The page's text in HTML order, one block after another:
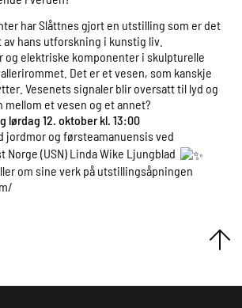
har Slåttnes gjort en utstilling som er det
hans utforskning i kunstig liv.
og elektriske komponenter i skulpturelle
Det er et vesen, som kanskje
Vesenets signaler blir oversatt til lyd og
mellom et vesen og et annet?
lørdag 12. oktober kl. 13:00
jordmor og førsteamanuensis ved
(USN) Linda Wike Ljungblad
om sine verk på utstillingsåpningen